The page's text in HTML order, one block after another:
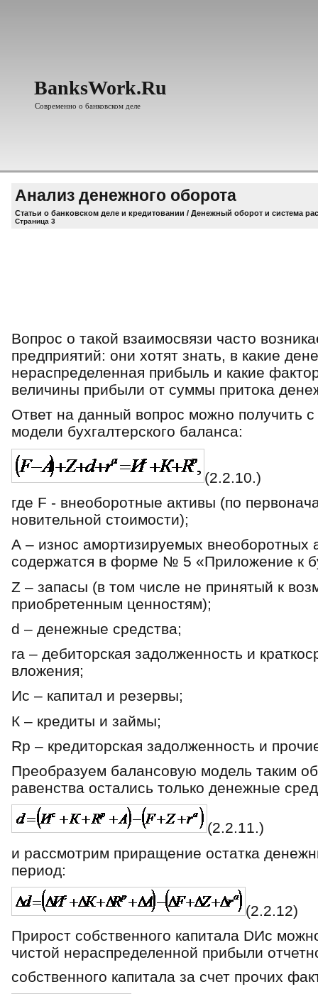
BanksWork.Ru
Современно о банковском деле
Анализ денежного оборота
Статьи о банковском деле и кредитовании / Денежный оборот и система
Страница 3
Вопрос о такой взаимосвязи часто
предприятий: они хотят знать, в какие
нераспределенная прибыль и какие
величины прибыли от суммы притока
Ответ на данный вопрос можно получить
модели бухгалтерского баланса:
(2.2.10.)
где F - внеоборотные активы (по
новительной стоимости);
А – износ амортизируемых внеоборотных
содержатся в форме № 5 «Приложение к
Z – запасы (в том числе не принятый к
приобретенным ценностям);
d – денежные средства;
rа – дебиторская задолженность и
вложения;
Ис – капитал и резервы;
К – кредиты и займы;
Rр – кредиторская задолженность и
Преобразуем балансовую модель таким
равенства остались только денежные
(2.2.11.)
и рассмотрим приращение остатка
период:
(2.2.12)
Прирост собственного капитала DИс
чистой нераспределенной прибыли
собственного капитала за счет прочих